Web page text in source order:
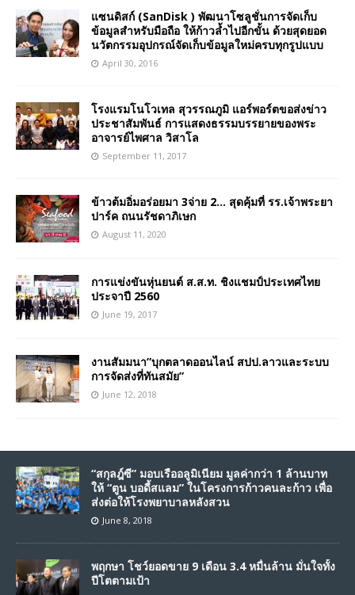
แซนดิสก์ (SanDisk ) พัฒนาโซลูชั่นการจัดเก็บ
ข้อมูลสำหรับมือถือ ให้ก้าวล้ำไปอีกขั้น ด้วยสุดยอด
นวัตกรรมอุปกรณ์จัดเก็บข้อมูลใหม่ครบทุกรูปแบบ
April 30, 2016
โรงแรมโนโวเทล สุวรรณภูมิ แอร์พอร์ตขอส่งข่าว
ประชาสัมพันธ์ การแสดงธรรมบรรยายของพระ
อาจารย์ไพศาล วิสาโล
September 11, 2017
ข้าวต้มอิ่มอร่อยมา 3จ่าย 2… สุดคุ้มที่ รร.เจ้าพระยา
ปาร์ค ถนนรัชดาภิเษก
August 11, 2020
การแข่งขันหุ่นยนต์ ส.ส.ท. ชิงแชมป์ประเทศไทย
ประจาปี 2560
June 19, 2017
งานสัมมนา”บุกตลาดออนไลน์ สปป.ลาวและระบบ
การจัดส่งที่ทันสมัย”
June 12, 2018
“สกุลฎ์ซี” มอบเรืออลูมิเนียม มูลค่ากว่า 1 ล้านบาท
ให้ “ตูน บอดี้สแลม” ในโครงการก้าวคนละก้าว เพื่อ
ส่งต่อให้โรงพยาบาลหลังสวน
June 8, 2018
พฤกษา โชว์ยอดขาย 9 เดือน 3.4 หมื่นล้าน มั่นใจทั้ง
ปีโตตามเป้า